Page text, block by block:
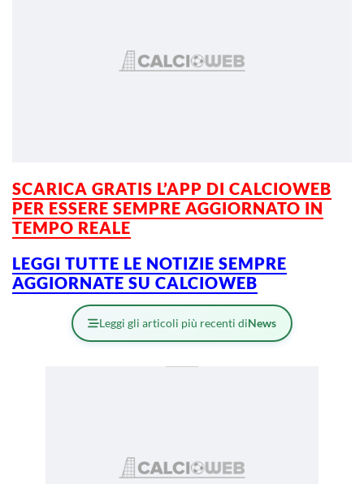
SCARICA GRATIS L’APP DI CALCIOWEB
PER ESSERE SEMPRE AGGIORNATO IN
TEMPO REALE
LEGGI TUTTE LE NOTIZIE SEMPRE
AGGIORNATE SU CALCIOWEB
Leggi gli articoli più recenti diNews